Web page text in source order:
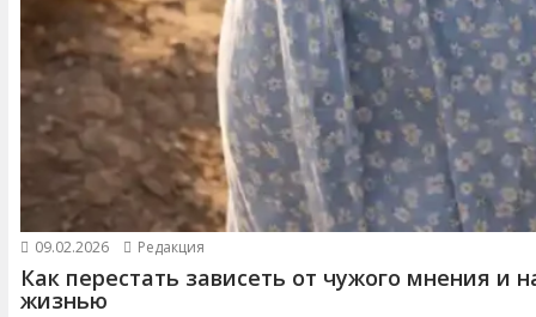
09.02.2026 Редакция
Как перестать зависеть от чужого мнения и
жизнью